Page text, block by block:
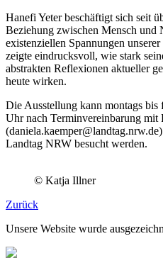
Hanefi Yeter beschäftigt sich seit
Beziehung zwischen Mensch und
existenziellen Spannungen
zeigte eindrucksvoll, wie stark
abstrakten Reflexionen aktueller
heute wirken.
Die Ausstellung kann montags
Uhr nach Terminvereinbarung mit
Landtag NRW besucht werden.
© Katja Illner
Zurück
Unsere Website wurde